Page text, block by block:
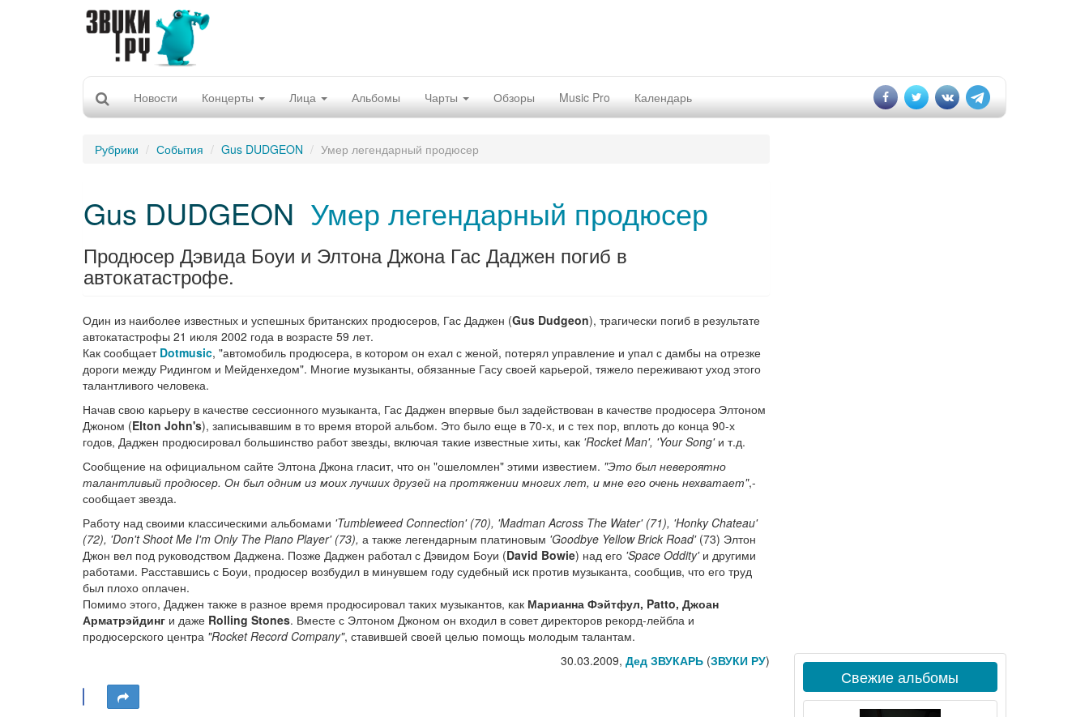
Новости Концерты Лица Альбомы Чарты Обзоры Music Pro Календарь
Рубрики События Gus DUDGEON Умер легендарный продюсер
Gus DUDGEON Умер легендарный продюсер
Продюсер Дэвида Боуи и Элтона Джона Гас Даджен погиб в
автокатастрофе.
Один из наиболее известных и успешных британских продюсеров, Гас Даджен (Gus Dudgeon), трагически погиб в результате
автокатастрофы 21 июля 2002 года в возрасте 59 лет.
Как cообщает Dotmusic, "автомобиль продюсера, в котором он ехал с женой, потерял управление и упал с дамбы на отрезке
дороги между Ридингом и Мейденхедом". Многие музыканты, обязанные Гасу своей карьерой, тяжело переживают уход этого
талантливого человека.
Начав свою карьеру в качестве сессионного музыканта, Гас Даджен впервые был задействован в качестве продюсера Элтоном
Джоном (Elton John's), записывавшим в то время второй альбом. Это было еще в 70-х, и с тех пор, вплоть до конца 90-х
годов, Даджен продюсировал большинство работ звезды, включая такие известные хиты, как 'Rocket Man', 'Your Song'и т.д.
Сообщение на официальном сайте Элтона Джона гласит, что он "ошеломлен" этими известием. "Это был невероятно
талантливый продюсер. Он был одним из моих лучших друзей на протяжении многих лет, и мне его очень нехватает",-
сообщает звезда.
Работу над своими классическими альбомами 'Tumbleweed Connection' (70), 'Madman Across The Water' (71), 'Honky Chateau'
(72), 'Don't Shoot Me I'm Only The Piano Player' (73), а также легендарным платиновым 'Goodbye Yellow Brick Road'(73) Элтон
Джон вел под руководством Даджена. Позже Даджен работал с Дэвидом Боуи (David Bowie) над его 'Space Oddity'и другими
работами. Расставшись с Боуи, продюсер возбудил в минувшем году судебный иск против музыканта, сообщив, что его труд
был плохо оплачен.
Помимо этого, Даджен также в разное время продюсировал таких музыкантов, как Марианна Фэйтфул, Patto, Джоан
Арматрэйдинг и даже Rolling Stones. Вместе с Элтоном Джоном он входил в совет директоров рекорд-лейбла и
продюсерского центра "Rocket Record Company", ставившей своей целью помощь молодым талантам.
30.03.2009, Дед ЗВУКАРЬ(ЗВУКИ РУ)
Свежие альбомы